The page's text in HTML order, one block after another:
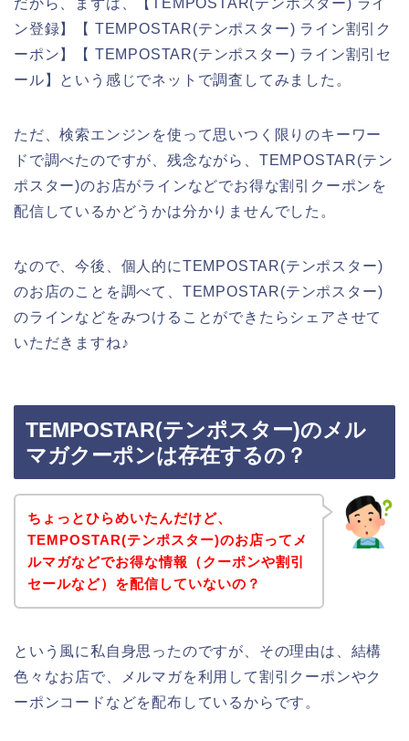
ン登録】【 TEMPOSTAR(テンポスター) ライン割引ク
ーポン】【 TEMPOSTAR(テンポスター) ライン割引セ
ール】という感じでネットで調査してみました。
ただ、検索エンジンを使って思いつく限りのキーワー
ドで調べたのですが、残念ながら、TEMPOSTAR(テン
ポスター)のお店がラインなどでお得な割引クーポンを
配信しているかどうかは分かりませんでした。
なので、今後、個人的にTEMPOSTAR(テンポスター)
のお店のことを調べて、TEMPOSTAR(テンポスター)
のラインなどをみつけることができたらシェアさせて
いただきますね♪
TEMPOSTAR(テンポスター)のメル
マガクーポンは存在するの？
ちょっとひらめいたんだけど、
TEMPOSTAR(テンポスター)のお店ってメ
ルマガなどでお得な情報（クーポンや割引
セールなど）を配信していないの？
という風に私自身思ったのですが、その理由は、結構
色々なお店で、メルマガを利用して割引クーポンやク
ーポンコードなどを配布しているからです。